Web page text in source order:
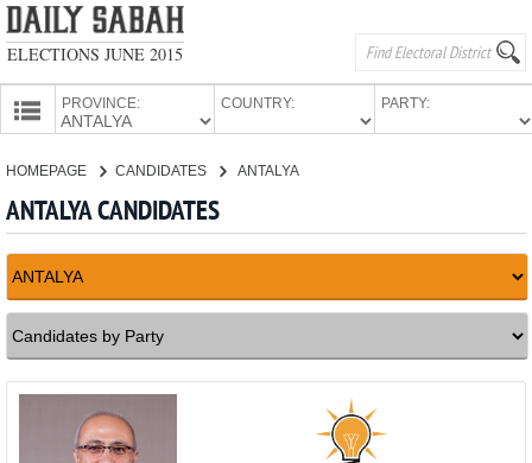
ELECTIONS JUNE 2015
PROVINCE: COUNTRY: PARTY:
CANDIDATES
HOMEPAGE CANDIDATES ANTALYA
ANTALYA CANDIDATES